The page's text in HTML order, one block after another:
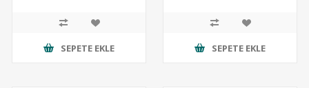
SEPETE EKLE SEPETE EKLE